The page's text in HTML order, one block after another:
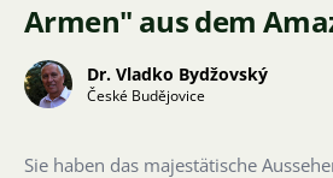
Armen" aus dem
Dr. Vladko Bydžovský
České Budějovice
Sie haben das majestätische